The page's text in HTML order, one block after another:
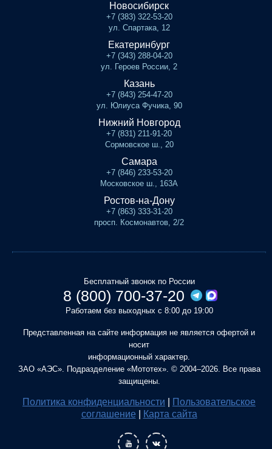
Новосибирск
+7 (383) 322-53-20
ул. Спартака, 12
Екатеринбург
+7 (343) 288-04-20
ул. Героев России, 2
Казань
+7 (843) 254-47-20
ул. Юлиуса Фучика, 90
Нижний Новгород
+7 (831) 211-91-20
Сормовское ш., 20
Самара
+7 (846) 233-53-20
Московское ш., 163А
Ростов-на-Дону
+7 (863) 333-31-20
просп. Космонавтов, 2/2
Бесплатный звонок по России
8 (800) 700-37-20
Работаем без выходных с 8:00 до 19:00
Представленная на сайте информация не является офертой и
носит
информационный характер.
ЗАО «АЭС». Подразделение «Мототех». © 2004–2026. Все права
защищены.
Политика конфиденциальности
Пользовательское
соглашение
Карта сайта